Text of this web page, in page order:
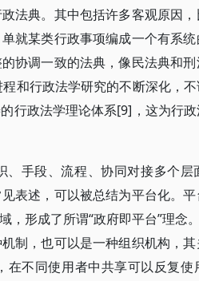
法典。其中包括许多客观原因，
就某类行政事项编成一个有系统
协调一致的法典，像民法典和
和行政法学研究的不断深化，
行政法学理论体系[9]，这为行
手段、流程、协同对接多个层
表述，可以被总结为平台化。
，形成了所谓“政府即平台”理念
制，也可以是一种组织机构，
不同使用者中共享可以反复